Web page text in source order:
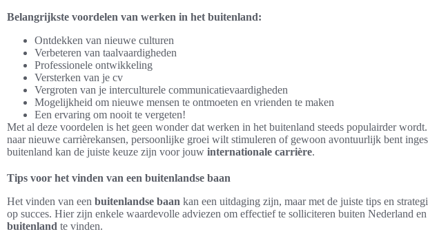
Belangrijkste voordelen van werken in het buitenland:
Ontdekken van nieuwe culturen
Verbeteren van taalvaardigheden
Professionele ontwikkeling
Versterken van je cv
Vergroten van je interculturele communicatievaardigheden
Mogelijkheid om nieuwe mensen te ontmoeten en vrienden te maken
Een ervaring om nooit te vergeten!
Met al deze voordelen is het geen wonder dat werken in het buitenland steeds populairder
naar nieuwe carrièrekansen, persoonlijke groei wilt stimuleren of gewoon avontuurlijk bent
buitenland kan de juiste keuze zijn voor jouw internationale carrière.
Tips voor het vinden van een buitenlandse baan
Het vinden van een buitenlandse baan kan een uitdaging zijn, maar met de juiste tips en
op succes. Hier zijn enkele waardevolle adviezen om effectief te solliciteren buiten Nederland
buitenland te vinden.